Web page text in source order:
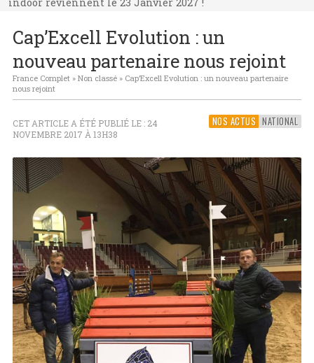
indoor reviennent le 23 Janvier 2027 !
Cap’Excell Evolution : un
nouveau partenaire nous rejoint
France Complet» Non classé» Cap’Excell Evolution : un nouveau partenaire
nous rejoint
NOS ACTUS NATIONAL
CET ARTICLE A ÉTÉ PUBLIÉ LE : 24
NOVEMBRE 2017 À 13H38